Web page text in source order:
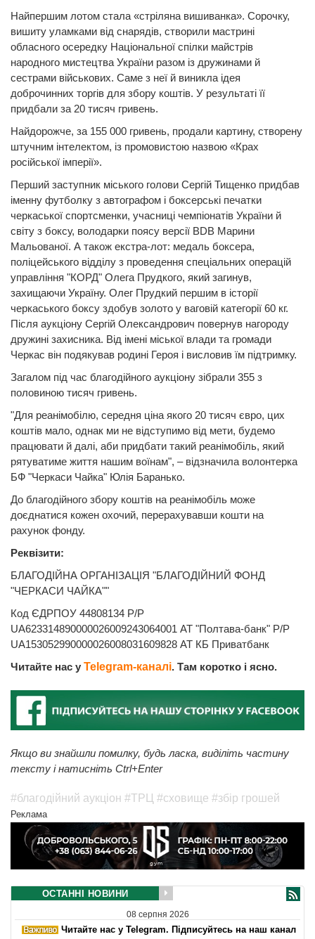
Найпершим лотом стала «стріляна вишиванка». Сорочку,
вишиту уламками від снарядів, створили мастрині
обласного осередку Національної спілки майстрів
народного мистецтва України разом із дружинами й
сестрами військових. Саме з неї й виникла ідея
доброчинних торгів для збору коштів. У результаті її
придбали за 20 тисяч гривень.
Найдорожче, за 155 000 гривень, продали картину, створену
штучним інтелектом, із промовистою назвою «Крах
російської імперії».
Перший заступник міського голови Сергій Тищенко придбав
іменну футболку з автографом і боксерські печатки
черкаської спортсменки, учасниці чемпіонатів України й
світу з боксу, володарки поясу версії BDB Марини
Мальованої. А також екстра-лот: медаль боксера,
поліцейського відділу з проведення спеціальних операцій
управління "КОРД" Олега Прудкого, який загинув,
захищаючи Україну. Олег Прудкий першим в історії
черкаського боксу здобув золото у ваговій категорії 60 кг.
Після аукціону Сергій Олександрович повернув нагороду
дружині захисника. Від імені міської влади та громади
Черкас він подякував родині Героя і висловив їм підтримку.
Загалом під час благодійного аукціону зібрали 355 з
половиною тисяч гривень.
"Для реанімобілю, середня ціна якого 20 тисяч євро, цих
коштів мало, однак ми не відступимо від мети, будемо
працювати й далі, аби придбати такий реанімобіль, який
рятуватиме життя нашим воїнам", – відзначила волонтерка
БФ "Черкаси Чайка" Юлія Баранько.
До благодійного збору коштів на реанімобіль може
доєднатися кожен охочий, перерахувавши кошти на
рахунок фонду.
Реквізити:
БЛАГОДІЙНА ОРГАНІЗАЦІЯ "БЛАГОДІЙНИЙ ФОНД
"ЧЕРКАСИ ЧАЙКА""
Код ЄДРПОУ 44808134 Р/Р
UA623314890000026009243064001 АТ "Полтава-банк" Р/Р
UA153052990000026008031609828 АТ КБ Приватбанк
Читайте нас у Telegram-каналі. Там коротко і ясно.
Якщо ви знайшли помилку, будь ласка, виділіть частину
тексту і натисніть Ctrl+Enter
#благодійний аукціон #ТРЦ #сховище #збір грошей
Реклама
ОСТАННІ НОВИНИ
08 серпня 2026
Читайте нас у Telegram. Підписуйтесь на наш канал